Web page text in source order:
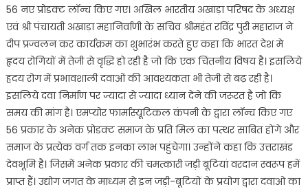
56 नए प्रोडक्ट लॉन्च किए गए। अखिल भारतीय अखाड़ा परिषद के अध्यक्ष
एवं श्री पंचायती अखाड़ा महानिर्वाणी के सचिव श्रीमहंत रविंद्र पुरी महाराज ने
दीप प्रज्वलन कर कार्यक्रम का शुभारंभ करते हुए कहा कि भारत देश मे
हृदय रोगियों में तेजी से वृद्धि हो रही है जो कि एक चिंतनीय विषय है। इसलिये
ह्रदय रोग में प्रभावशाली दवाओं की आवश्यकता भी तेजी से बढ़ रही है।
इसलिये दवा निर्माण पर ज्यादा से ज्यादा ध्यान देने की जरूरत है जो कि
समय की मांग है। एमप्योर फार्मास्यूटिकल कंपनी के द्वारा लॉन्च किए गए
56 प्रकार के अनेक प्रोडक्ट समाज के प्रति मिल का पत्थर साबित होंगे और
समाज के प्रत्येक वर्ग तक इनका लाभ पहुंचेगा। उन्होंने कहा कि उत्तराखंड
देवभूमि है। जिसमें अनेक प्रकार की चमत्कारी जड़ी बूटियां वरदान स्वरूप हमें
प्राप्त हैं। उद्योग जगत के माध्यम से इन जड़ी-बूटियों के प्रयोग द्वारा दवाओ का